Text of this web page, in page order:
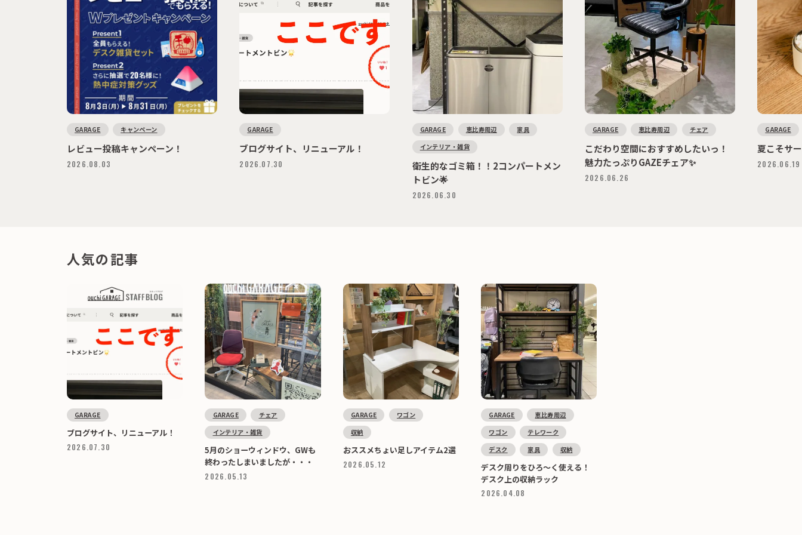
GARAGE キャンペーン
レビュー投稿キャンペーン！
2026.08.03
GARAGE
ブログサイト、リニューアル！
2026.07.30
GARAGE 恵比寿周辺
家具
インテリア・雑貨
衛生的なゴミ箱！！2コンパートメン
トビン🌟
2026.06.30
GARAGE 恵比寿周辺 チェア
こだわり空間におすすめしたいっ！
魅力たっぷりGAZEチェア✨
2026.06.26
GARAGE
夏こそサ
2026.06.19
人気の記事
GARAGE
ブログサイト、リニューアル！
2026.07.30
GARAGE
チェア
インテリア・雑貨
5月のショーウィンドウ、GWも
終わったしまいましたが・・・
2026.05.13
GARAGE
ワゴン
収納
おススメちょい足しアイテム2選
2026.05.12
GARAGE
恵比寿周辺
ワゴン
テレワーク
デスク
家具 収納
デスク周りをひろ～く使える！
デスク上の収納ラック
2026.04.08